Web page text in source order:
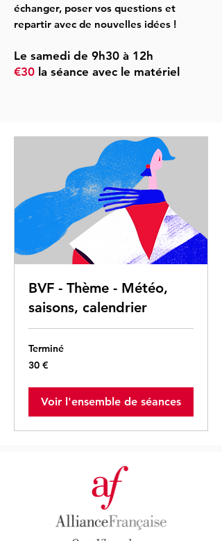
échanger, poser vos questions et
repartir avec de nouvelles idées !
Le samedi de 9h30 à 12h
€30 la séance avec le matériel
BVF - Thème - Météo,
saisons, calendrier
Terminé
30
euros
30 €
Voir l'ensemble de séances